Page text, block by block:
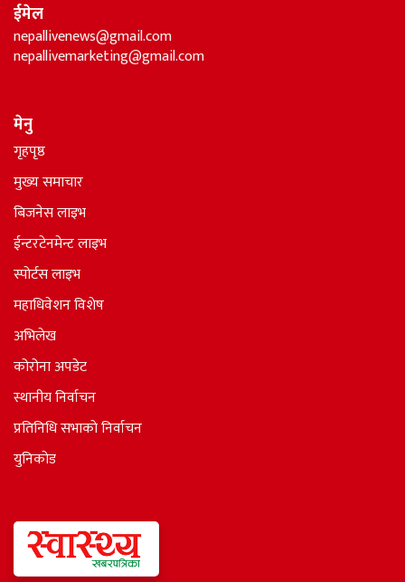
ईमेल
nepallivenews@gmail.com
nepallivemarketing@gmail.com
मेनु
गृहपृष्ठ
मुख्य समाचार
बिजनेस लाइभ
ईन्टरटेनमेन्ट लाइभ
स्पोर्टस लाइभ
महाधिवेशन विशेष
अभिलेख
कोरोना अपडेट
स्थानीय निर्वाचन
प्रतिनिधि सभाकाे निर्वाचन
युनिकोड